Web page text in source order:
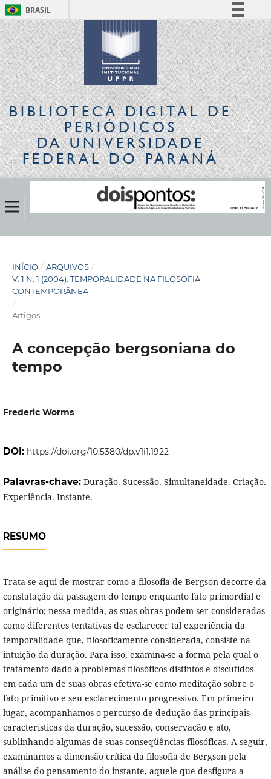
BRASIL
Simplifique!
Comunica BR
Participe
Acesso à informação
Legislação
Canais
BIBLIOTECA DIGITALDE
PERIÓDICOS
DA UNIVERSIDADE
FEDERAL DO PARANÁ
INÍCIO / ARQUIVOS /
V. 1 N. 1 (2004): TEMPORALIDADE NA FILOSOFIA
CONTEMPORÂNEA
/
Artigos
A concepção bergsoniana do
tempo
Frederic Worms
DOI: https://doi.org/10.5380/dp.v1i1.1922
Palavras-chave: Duração. Sucessão. Simultaneidade. Criação.
Experiência. Instante.
RESUMO
Trata-se aqui de mostrar como a filosofia de Bergson decorre da
constatação da passagem do tempo enquanto fato primordial e
originário; nessa medida, as suas obras podem ser consideradas
como diferentes tentativas de esclarecer tal experiência da
temporalidade que, filosoficamente considerada, consiste na
intuição da duração. Para isso, examina-se a forma pela qual o
tratamento dado a problemas filosóficos distintos e discutidos
em cada um de suas obras efetiva-se como meditação sobre o
fato primitivo e seu esclarecimento progressivo. Em primeiro
lugar, acompanhamos o percurso de dedução das principais
características da duração, sucessão, conservação e ato,
sublinhando algumas de suas conseqüências filosóficas. A seguir,
examinamos a dimensão crítica da filosofia de Bergson pela
análise do pensamento do instante, aquele que desfigura a